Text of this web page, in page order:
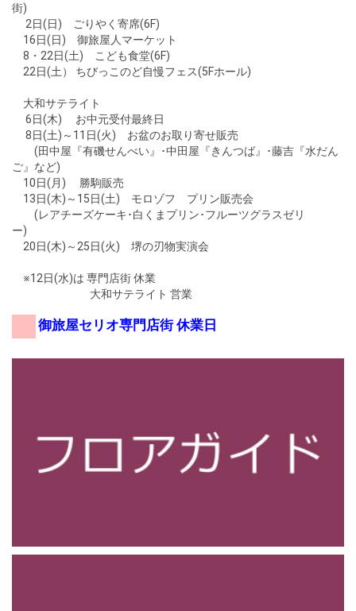
街)
2日(日) ごりやく寄席(6F)
16日(日) 御旅屋人マーケット
8・22日(土) こども食堂(6F)
22日(土） ちびっこのど自慢フェス(5Fホール)
大和サテライト
6日(木) お中元受付最終日
8日(土)～11日(火) お盆のお取り寄せ販売
(田中屋『有磯せんべい』･中田屋『きんつば』･藤吉『水だん
ご』など)
10日(月) 勝駒販売
13日(木)～15日(土) モロゾフ プリン販売会
(レアチーズケーキ･白くまプリン･フルーツグラスゼリ
ー)
20日(木)～25日(火) 堺の刃物実演会
※12日(水)は 専門店街 休業
大和サテライト 営業
御旅屋セリオ専門店街 休業日